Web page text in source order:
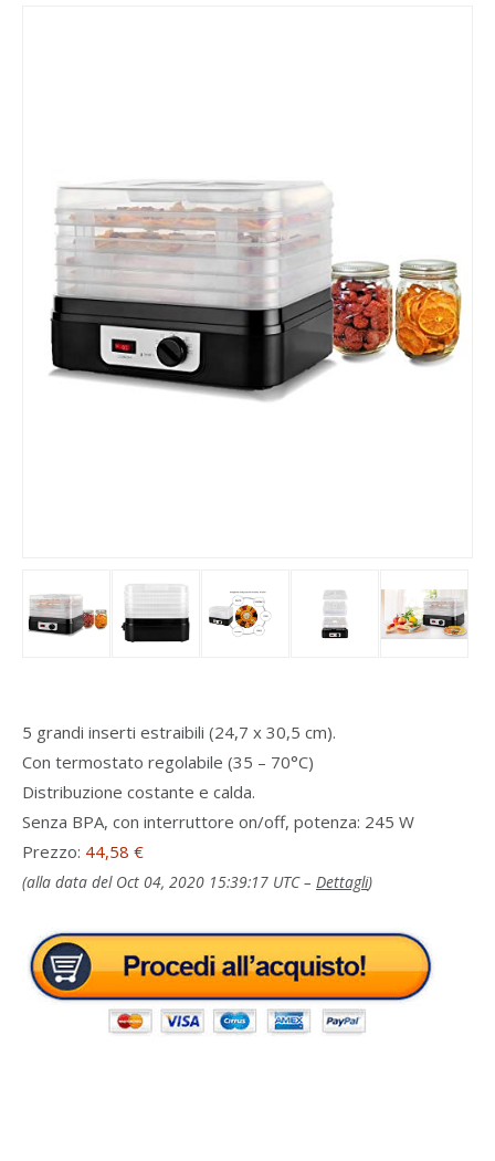
5 grandi inserti estraibili (24,7 x 30,5 cm).
Con termostato regolabile (35 – 70°C)
Distribuzione costante e calda.
Senza BPA, con interruttore on/off, potenza: 245 W
Prezzo: 44,58 €
(alla data del Oct 04, 2020 15:39:17 UTC – Dettagli)